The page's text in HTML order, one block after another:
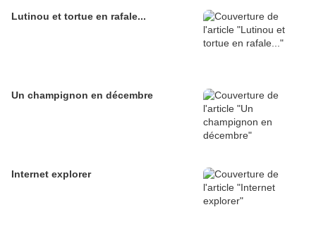
Lutinou et tortue en rafale...
Un champignon en décembre
Internet explorer